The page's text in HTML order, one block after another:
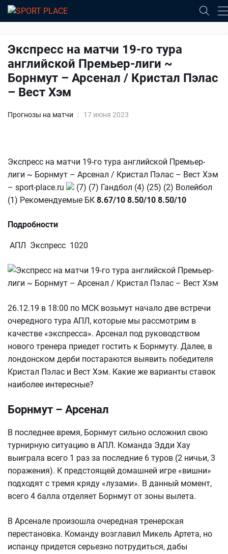
Экспресс на матчи 19-го тура
английской Премьер-лиги ~
Борнмут – Арсенал / Кристал Пэлас
– Вест Хэм
Прогнозы на матчи 17 июня 2023
Экспресс на матчи 19-го тура английской Премьер-
лиги ~ Борнмут – Арсенал / Кристал Пэлас – Вест Хэм
– sport-place.ru
(7) (7) Гандбол (4) (25) (2) Волейбол
(1) Рекомендуемые БК 8.67/10 8.50/10 8.50/10
Подробности
АПЛ Экспресс 1020
26.12.19 в 18:00 по МСК возьмут начало две встречи
очередного тура АПЛ, которые мы рассмотрим в
качестве «экспресса». Арсенал под руководством
нового тренера приедет гостить к Борнмуту. Далее, в
лондонском дерби постараются выявить победителя
Кристал Пэлас и Вест Хэм. Какие же варианты ставок
наиболее интересные?
Борнмут – Арсенал
В последнее время, Борнмут сильно осложнил свою
турнирную ситуацию в АПЛ. Команда Эдди Хау
выиграла всего 1 раз за последние 6 туров (2 ничьи, 3
поражения). К предстоящей домашней игре «вишни»
подходят с тремя кряду «лузами». В данный момент,
всего 4 балла отделяет Борнмут от зоны вылета.
В Арсенале произошла очередная тренерская
перестановка. Команду возглавил Микель Артета, но
испанцу придется серьезно потрудиться, дабы